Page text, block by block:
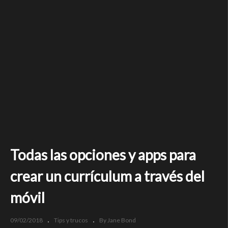
Todas las opciones y apps para
crear un currículum a través del
móvil
09/02/2018 Tips y trucos
By Jane Bond